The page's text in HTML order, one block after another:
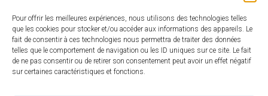
Pour offrir les meilleures expériences, nous utilisons des technologies telles
que les cookies pour stocker et/ou accéder aux informations des appareils. Le
fait de consentir à ces technologies nous permettra de traiter des données
telles que le comportement de navigation ou les ID uniques sur ce site. Le fait
de ne pas consentir ou de retirer son consentement peut avoir un effet négatif
sur certaines caractéristiques et fonctions.
Accessibilité : Conformité totale
Mentions légales